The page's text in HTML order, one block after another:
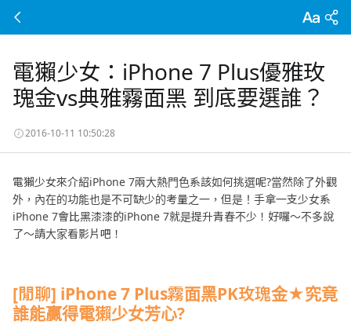
電獺少女：iPhone 7 Plus優雅玫
瑰金vs典雅霧面黑 到底要選誰？
2016-10-11 10:50:28
電獺少女來介紹iPhone 7兩大熱門色系該如何挑選呢?當然除了外觀
外，內在的功能也是不可缺少的考量之一，但是！手拿一支少女系
iPhone 7會比黑漆漆的iPhone 7就是提升青春不少！好囉～不多說
了～請大家看影片吧！
[閒聊] iPhone 7 Plus霧面黑PK玫瑰金★究竟
誰能贏得電獺少女芳心?